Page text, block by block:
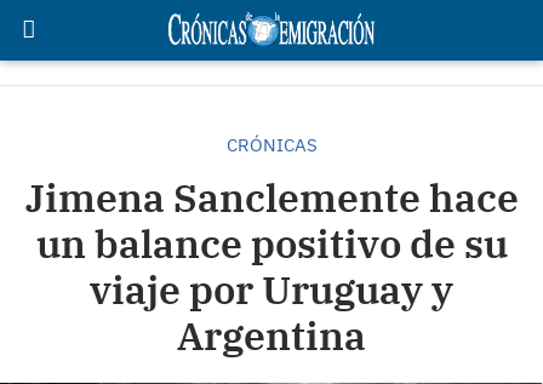
CRÓNICAS
Jimena Sanclemente hace
un balance positivo de su
viaje por Uruguay y
Argentina